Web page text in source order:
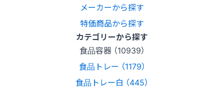
メーカーから探す
特価商品から探す
カテゴリーから探す
食品容器 （10939）
食品トレー （1179）
食品トレー白 （445）